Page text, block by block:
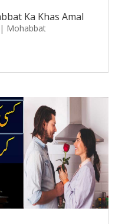
Ka Khas Amal
| Mohabbat